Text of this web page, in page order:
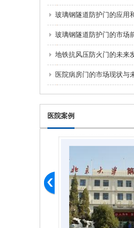
玻璃钢隧道防护门的应用
玻璃钢隧道防护门的市场
地铁抗风压防火门的未来
医院病房门的市场现状与
医院案例